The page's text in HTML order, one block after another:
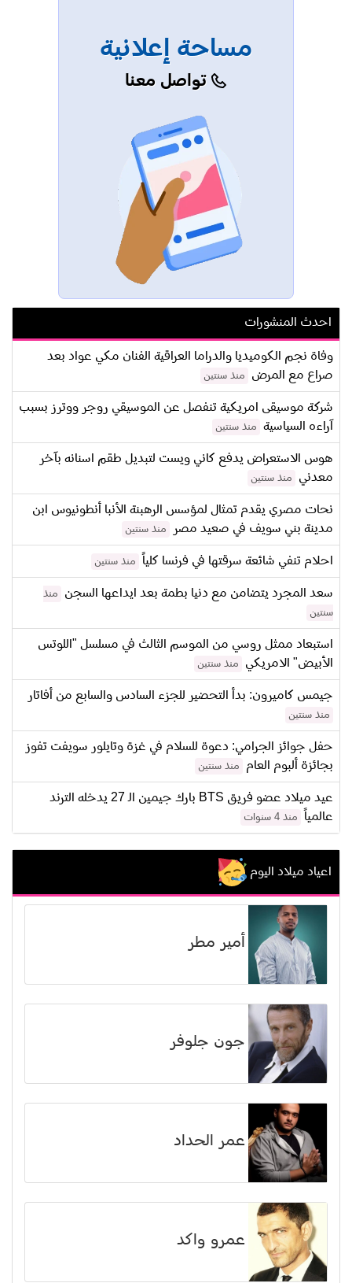
مساحة إعلانية
تواصل معنا
احدث المنشورات
وفاة نجم الكوميديا والدراما العراقية الفنان مكي عواد بعد
صراع مع المرض
منذ سنتين
شركة موسيقى امريكية تنفصل عن الموسيقي روجر ووترز بسبب
آراءه السياسية
منذ سنتين
هوس الاستعراض يدفع كاني ويست لتبديل طقم اسنانه بآخر
معدني
منذ سنتين
نحات مصري يقدم تمثال لمؤسس الرهبنة الأنبا أنطونيوس ابن
مدينة بني سويف في صعيد مصر
منذ سنتين
احلام تنفي شائعة سرقتها في فرنسا كلياً منذ سنتين
سعد المجرد يتضامن مع دنيا بطمة بعد ايداعها السجن
منذ
سنتين
استبعاد ممثل روسي من الموسم الثالث في مسلسل "اللوتس
الأبيض" الامريكي
منذ سنتين
جيمس كاميرون: بدأ التحضير للجزء السادس والسابع من أفاتار
منذ سنتين
حفل جوائز الجرامي: دعوة للسلام في غزة وتايلور سويفت تفوز
بجائزة ألبوم العام
منذ سنتين
عيد ميلاد عضو فريق BTS بارك جيمين الـ 27 يدخله الترند
عالمياً
منذ 4 سنوات
اعياد ميلاد اليوم
أمير مطر
جون جلوفر
عمر الحداد
عمرو واكد